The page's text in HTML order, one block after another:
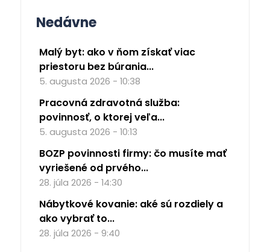
Nedávne
Malý byt: ako v ňom získať viac
priestoru bez búrania...
5. augusta 2026 - 10:38
Pracovná zdravotná služba:
povinnosť, o ktorej veľa...
5. augusta 2026 - 10:13
BOZP povinnosti firmy: čo musíte mať
vyriešené od prvého...
28. júla 2026 - 14:30
Nábytkové kovanie: aké sú rozdiely a
ako vybrať to...
28. júla 2026 - 9:40